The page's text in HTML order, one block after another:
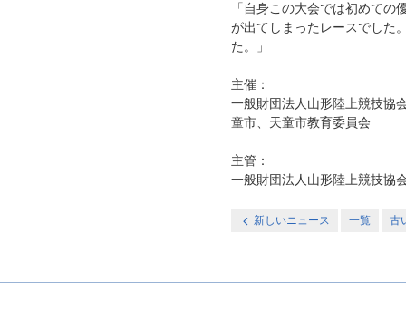
「自身この大会では初めて
が出てしまったレースでした
た。」
主催：
一般財団法人山形陸上競技協
童市、天童市教育委員会
主管：
一般財団法人山形陸上競技協
新しいニュース 一覧 古